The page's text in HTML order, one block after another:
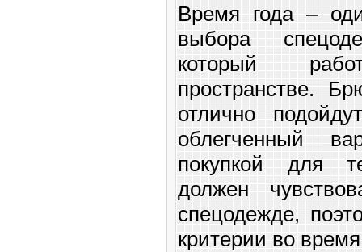
Время года –
выбора
который
пространстве.
отлично
облегченный
покупкой для
должен
спецодежде,
критерии во